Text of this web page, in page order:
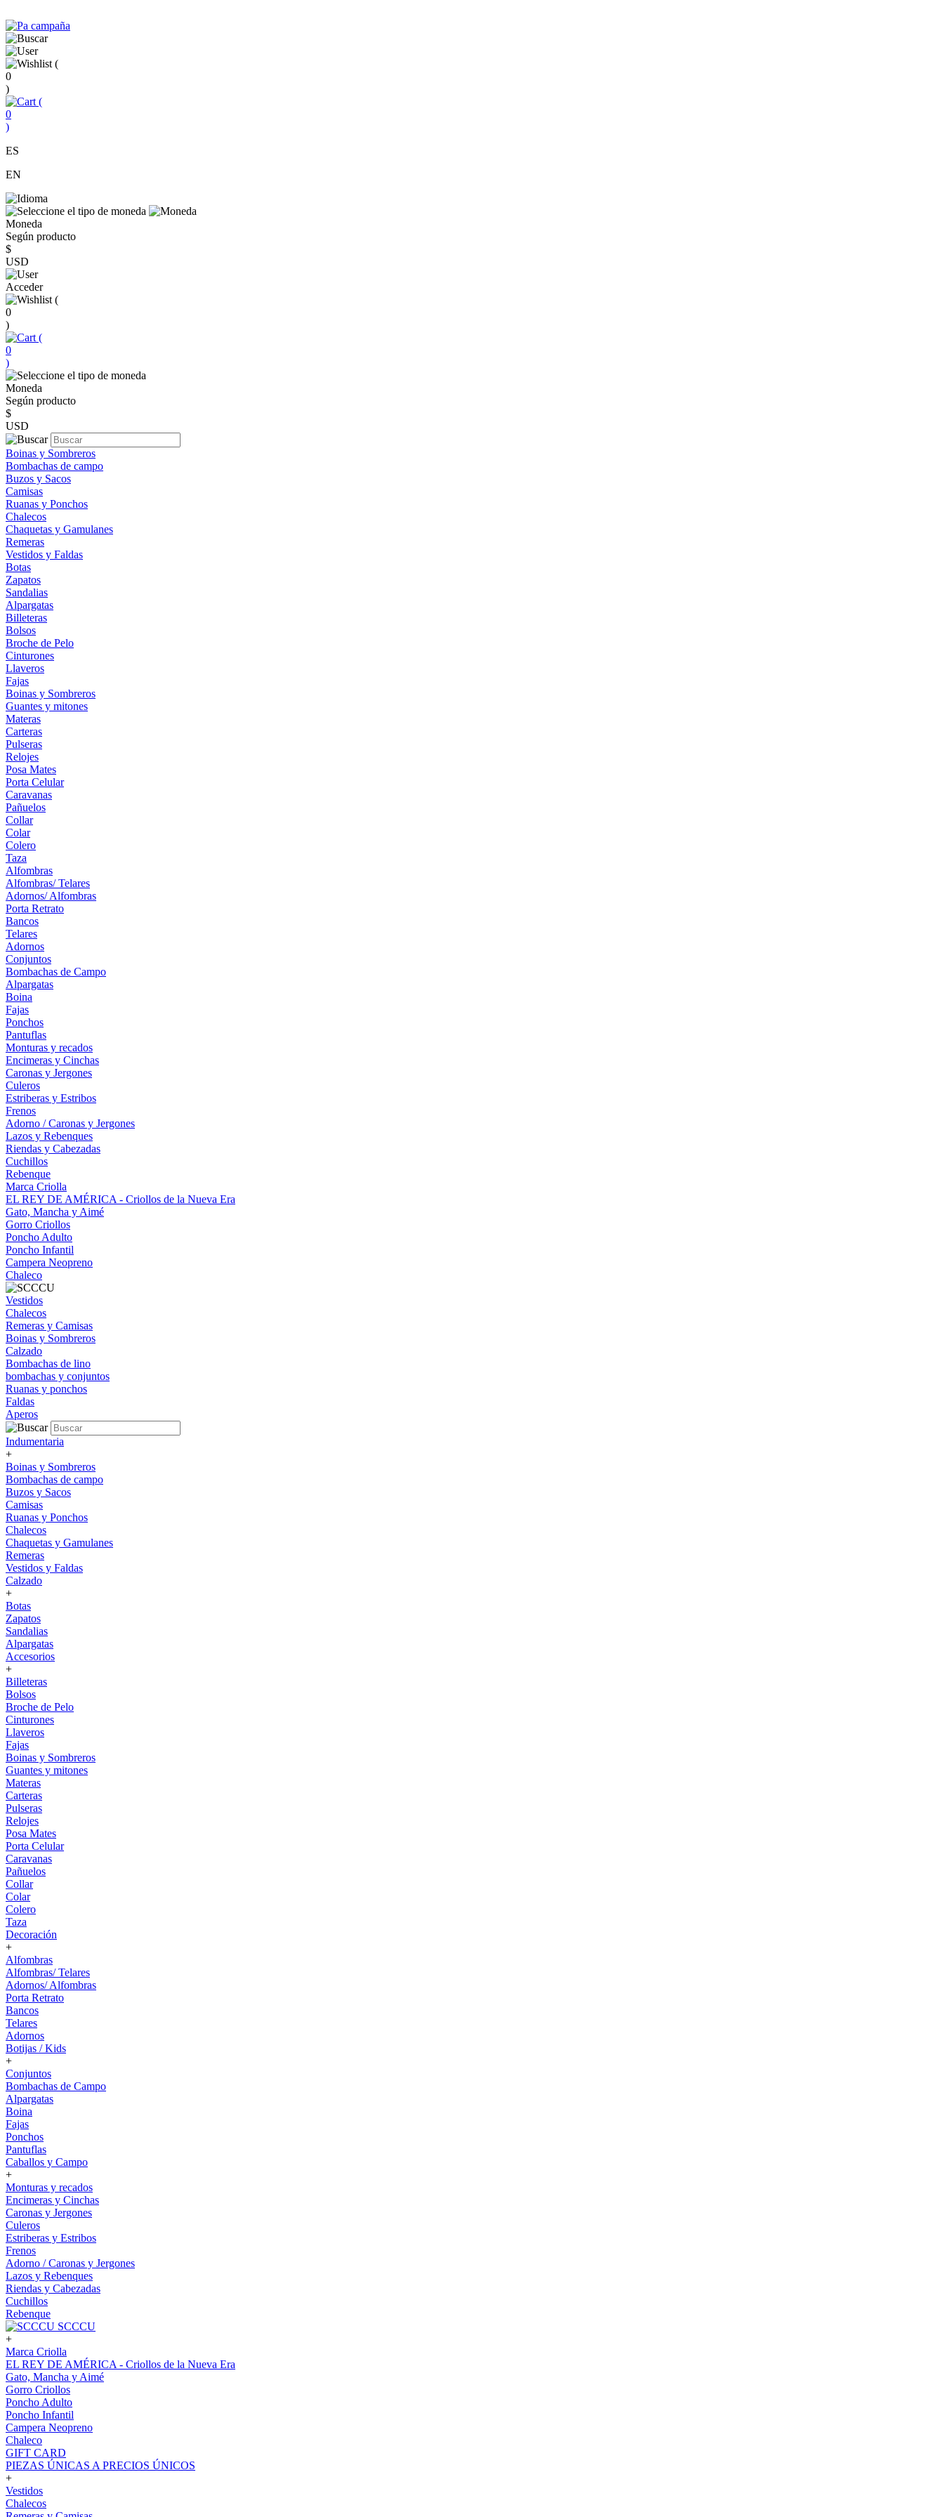
(
0
)
(
0
)
ES
EN
Moneda
Según producto
$
USD
Acceder
(
0
)
(
0
)
Moneda
Según producto
$
USD
Boinas y Sombreros
Bombachas de campo
Buzos y Sacos
Camisas
Ruanas y Ponchos
Chalecos
Chaquetas y Gamulanes
Remeras
Vestidos y Faldas
Botas
Zapatos
Sandalias
Alpargatas
Billeteras
Bolsos
Broche de Pelo
Cinturones
Llaveros
Fajas
Boinas y Sombreros
Guantes y mitones
Materas
Carteras
Pulseras
Relojes
Posa Mates
Porta Celular
Caravanas
Pañuelos
Collar
Colar
Colero
Taza
Alfombras
Alfombras/ Telares
Adornos/ Alfombras
Porta Retrato
Bancos
Telares
Adornos
Conjuntos
Bombachas de Campo
Alpargatas
Boina
Fajas
Ponchos
Pantuflas
Monturas y recados
Encimeras y Cinchas
Caronas y Jergones
Culeros
Estriberas y Estribos
Frenos
Adorno / Caronas y Jergones
Lazos y Rebenques
Riendas y Cabezadas
Cuchillos
Rebenque
Marca Criolla
EL REY DE AMÉRICA - Criollos de la Nueva Era
Gato, Mancha y Aimé
Gorro Criollos
Poncho Adulto
Poncho Infantil
Campera Neopreno
Chaleco
Vestidos
Chalecos
Remeras y Camisas
Boinas y Sombreros
Calzado
Bombachas de lino
bombachas y conjuntos
Ruanas y ponchos
Faldas
Aperos
Indumentaria
+
Boinas y Sombreros
Bombachas de campo
Buzos y Sacos
Camisas
Ruanas y Ponchos
Chalecos
Chaquetas y Gamulanes
Remeras
Vestidos y Faldas
Calzado
+
Botas
Zapatos
Sandalias
Alpargatas
Accesorios
+
Billeteras
Bolsos
Broche de Pelo
Cinturones
Llaveros
Fajas
Boinas y Sombreros
Guantes y mitones
Materas
Carteras
Pulseras
Relojes
Posa Mates
Porta Celular
Caravanas
Pañuelos
Collar
Colar
Colero
Taza
Decoración
+
Alfombras
Alfombras/ Telares
Adornos/ Alfombras
Porta Retrato
Bancos
Telares
Adornos
Botijas / Kids
+
Conjuntos
Bombachas de Campo
Alpargatas
Boina
Fajas
Ponchos
Pantuflas
Caballos y Campo
+
Monturas y recados
Encimeras y Cinchas
Caronas y Jergones
Culeros
Estriberas y Estribos
Frenos
Adorno / Caronas y Jergones
Lazos y Rebenques
Riendas y Cabezadas
Cuchillos
Rebenque
SCCCU
+
Marca Criolla
EL REY DE AMÉRICA - Criollos de la Nueva Era
Gato, Mancha y Aimé
Gorro Criollos
Poncho Adulto
Poncho Infantil
Campera Neopreno
Chaleco
GIFT CARD
PIEZAS ÚNICAS A PRECIOS ÚNICOS
+
Vestidos
Chalecos